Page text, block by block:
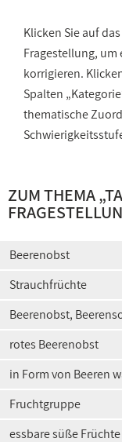
Klicken Sie auf
Fragestellung,
korrigieren.
Spalten
thematische
ZUM THEMA
Beerenobst
Strauchfrüchte
Beerenobst,
rotes Beerenobst
in Form von Beeren
Fruchtgruppe
essbare süße Früchte